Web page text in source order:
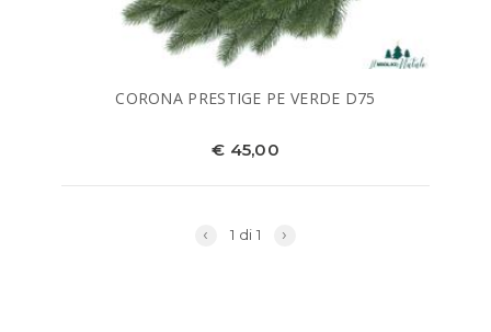
CORONA PRESTIGE PE VERDE D75
€ 45,00
‹ 1 di 1 ›